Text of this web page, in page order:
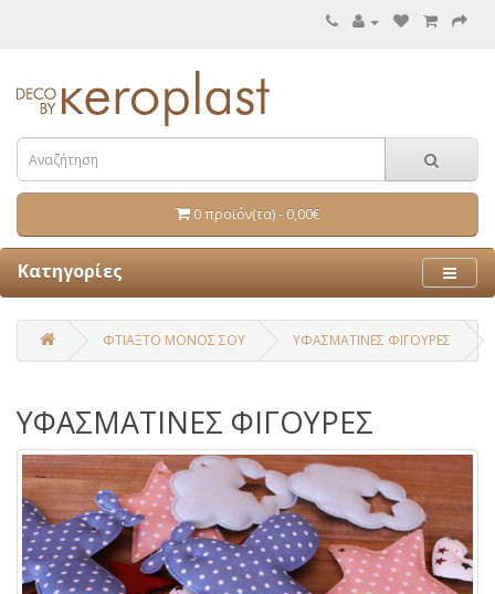
0 προϊόν(τα) - 0,00€
Κατηγορίες
ΦΤΙΑΞΤΟ ΜΟΝΟΣ ΣΟΥ ΥΦΑΣΜΑΤΙΝΕΣ ΦΙΓΟΥΡΕΣ
ΥΦΑΣΜΑΤΙΝΕΣ ΦΙΓΟΥΡΕΣ